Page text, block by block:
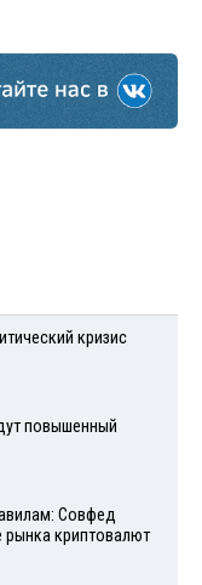
кризис
повышенный
Совфед
рынка криптовалют